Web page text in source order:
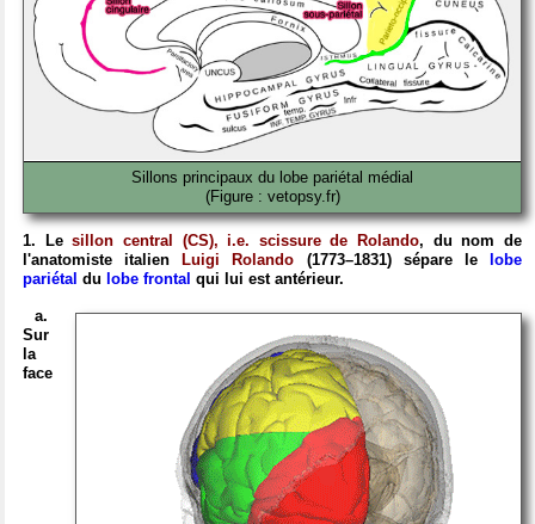
Sillons principaux du lobe pariétal médial
(Figure : vetopsy.fr)
1. Lesillon central (CS), i.e. scissure de Rolando, du nom de
l'anatomiste italien
Luigi Rolando (1773–1831) sépare le
lobe
pariétal du lobe frontal qui lui est antérieur.
a.
Sur
la
face